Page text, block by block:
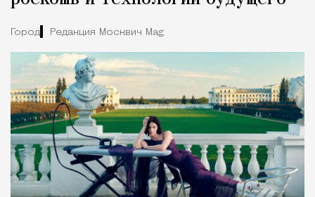
Город Редакция Москвич Mag